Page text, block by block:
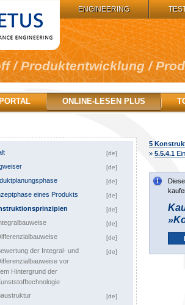
/ Produktentwicklung /
5
» 5.5.4.1
[de]
[de]
[de]
eines Produkts [de]
[de]
[de]
[de]
der Integral- und
vor
Hintergrund der
[de]
[de]
ONLINE-LESEN PLUS
ENGINEERING